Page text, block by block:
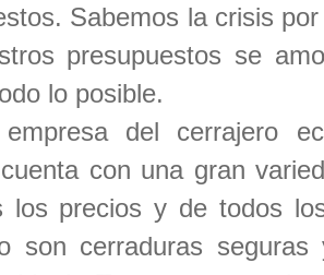
Sabemos la crisis
presupuestos se
lo posible.
empresa del cerrajero
con una gran
los precios y de todos
son cerraduras